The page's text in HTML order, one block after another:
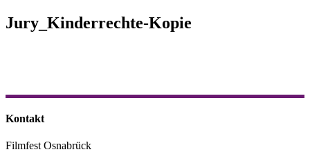
Jury_Kinderrechte-Kopie
Kontakt
Filmfest Osnabrück